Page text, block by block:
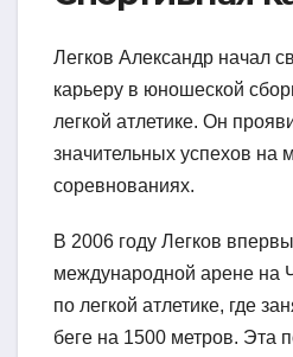
Легков Александр начал
карьеру в юношеской
легкой атлетике. Он
значительных успехов на
соревнованиях.
В 2006 году Легков
международной арене на
по легкой атлетике, где
беге на 1500 метров. Эта